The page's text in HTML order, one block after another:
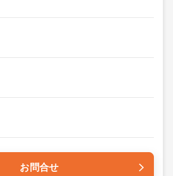
お問合せ